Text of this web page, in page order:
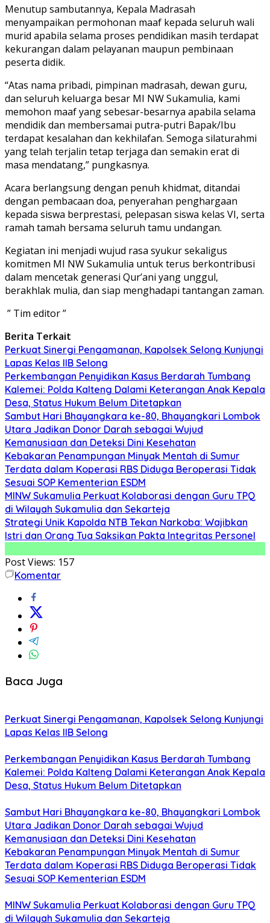
Menutup sambutannya, Kepala Madrasah
menyampaikan permohonan maaf kepada seluruh wali
murid apabila selama proses pendidikan masih terdapat
kekurangan dalam pelayanan maupun pembinaan
peserta didik.
“Atas nama pribadi, pimpinan madrasah, dewan guru,
dan seluruh keluarga besar MI NW Sukamulia, kami
memohon maaf yang sebesar-besarnya apabila selama
mendidik dan membersamai putra-putri Bapak/Ibu
terdapat kesalahan dan kekhilafan. Semoga silaturahmi
yang telah terjalin tetap terjaga dan semakin erat di
masa mendatang,” pungkasnya.
Acara berlangsung dengan penuh khidmat, ditandai
dengan pembacaan doa, penyerahan penghargaan
kepada siswa berprestasi, pelepasan siswa kelas VI, serta
ramah tamah bersama seluruh tamu undangan.
Kegiatan ini menjadi wujud rasa syukur sekaligus
komitmen MI NW Sukamulia untuk terus berkontribusi
dalam mencetak generasi Qur’ani yang unggul,
berakhlak mulia, dan siap menghadapi tantangan zaman.
” Tim editor ”
Berita Terkait
Perkuat Sinergi Pengamanan, Kapolsek Selong Kunjungi
Lapas Kelas IIB Selong
Perkembangan Penyidikan Kasus Berdarah Tumbang
Kalemei: Polda Kalteng Dalami Keterangan Anak Kepala
Desa, Status Hukum Belum Ditetapkan
Sambut Hari Bhayangkara ke-80, Bhayangkari Lombok
Utara Jadikan Donor Darah sebagai Wujud
Kemanusiaan dan Deteksi Dini Kesehatan
Kebakaran Penampungan Minyak Mentah di Sumur
Terdata dalam Koperasi RBS Diduga Beroperasi Tidak
Sesuai SOP Kementerian ESDM
MINW Sukamulia Perkuat Kolaborasi dengan Guru TPQ
di Wilayah Sukamulia dan Sekarteja
Strategi Unik Kapolda NTB Tekan Narkoba: Wajibkan
Istri dan Orang Tua Saksikan Pakta Integritas Personel
Post Views: 157
Komentar
Baca Juga
Perkuat Sinergi Pengamanan, Kapolsek Selong Kunjungi
Lapas Kelas IIB Selong
Perkembangan Penyidikan Kasus Berdarah Tumbang
Kalemei: Polda Kalteng Dalami Keterangan Anak Kepala
Desa, Status Hukum Belum Ditetapkan
Sambut Hari Bhayangkara ke-80, Bhayangkari Lombok
Utara Jadikan Donor Darah sebagai Wujud
Kemanusiaan dan Deteksi Dini Kesehatan
Kebakaran Penampungan Minyak Mentah di Sumur
Terdata dalam Koperasi RBS Diduga Beroperasi Tidak
Sesuai SOP Kementerian ESDM
MINW Sukamulia Perkuat Kolaborasi dengan Guru TPQ
di Wilayah Sukamulia dan Sekarteja